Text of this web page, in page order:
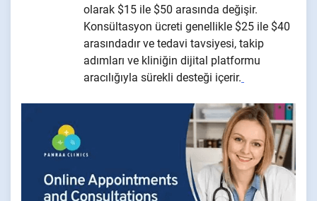
olarak $15 ile $50 arasında değişir.
Konsültasyon ücreti genellikle $25 ile $40
arasındadır ve tedavi tavsiyesi, takip
adımları ve kliniğin dijital platformu
aracılığıyla sürekli desteği içerir.